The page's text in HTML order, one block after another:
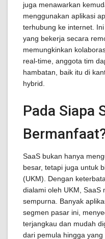
juga menawarkan
menggunakan aplikasi
terhubung ke internet.
yang bekerja secara
memungkinkan
real-time, anggota tim
hambatan, baik itu di
hybrid.
Pada Siapa
SaaS bukan hanya
besar, tetapi juga untuk
(UKM). Dengan
dialami oleh UKM, SaaS
sempurna. Banyak
segmen pasar ini,
terjangkau dan mudah
dari pemula hingga